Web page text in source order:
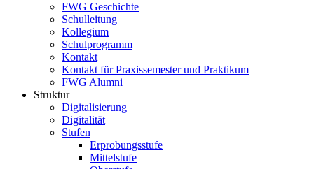
FWG Geschichte
Schulleitung
Kollegium
Schulprogramm
Kontakt
Kontakt für Praxissemester und Praktikum
FWG Alumni
Struktur
Digitalisierung
Digitalität
Stufen
Erprobungsstufe
Mittelstufe